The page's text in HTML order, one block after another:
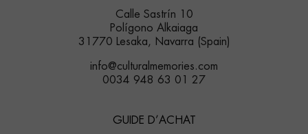
Calle Sastrín 10
Polígono Alkaiaga
31770 Lesaka, Navarra (Spain)
info@culturalmemories.com
0034 948 63 01 27
GUIDE D’ACHAT